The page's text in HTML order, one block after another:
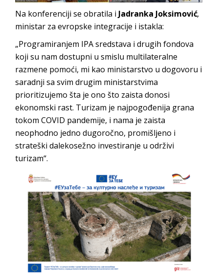
Na konferenciji se obratila i Jadranka Joksimović,
ministar za evropske integracije i istakla:
„Programiranjem IPA sredstava i drugih fondova
koji su nam dostupni u smislu multilateralne
razmene pomoći, mi kao ministarstvo u dogovoru i
saradnji sa svim drugim ministarstvima
prioritizujemo šta je ono što zaista donosi
ekonomski rast. Turizam je najpogođenija grana
tokom COVID pandemije, i nama je zaista
neophodno jedno dugoročno, promišljeno i
strateški dalekosežno investiranje u održivi
turizam“.